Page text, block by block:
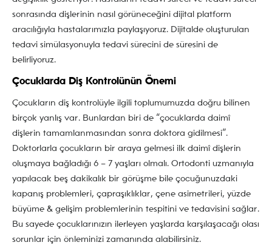
sonrasında dişlerinin nasıl görüneceğini dijital platform
aracılığıyla hastalarımızla paylaşıyoruz. Dijitalde oluşturulan
tedavi simülasyonuyla tedavi sürecini de süresini de
belirliyoruz.
Çocuklarda Diş Kontrolünün Önemi
Çocukların diş kontrolüyle ilgili toplumumuzda doğru bilinen
birçok yanlış var. Bunlardan biri de “çocuklarda daimî
dişlerin tamamlanmasından sonra doktora gidilmesi”.
Doktorlarla çocukların bir araya gelmesi ilk daimî dişlerin
oluşmaya bağladığı 6 – 7 yaşları olmalı. Ortodonti uzmanıyla
yapılacak beş dakikalık bir görüşme bile çocuğunuzdaki
kapanış problemleri, çapraşıklıklar, çene asimetrileri, yüzde
büyüme & gelişim problemlerinin tespitini ve tedavisini sağlar.
Bu sayede çocuklarınızın ilerleyen yaşlarda karşılaşacağı olası
sorunlar için önleminizi zamanında alabilirsiniz.